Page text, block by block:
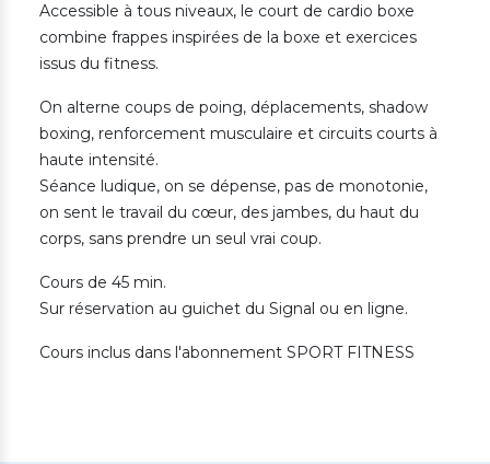
Accessible à tous niveaux, le court de cardio boxe
combine frappes inspirées de la boxe et exercices
issus du fitness.
On alterne coups de poing, déplacements, shadow
boxing, renforcement musculaire et circuits courts à
haute intensité.
Séance ludique, on se dépense, pas de monotonie,
on sent le travail du cœur, des jambes, du haut du
corps, sans prendre un seul vrai coup.
Cours de 45 min.
Sur réservation au guichet du Signal ou en ligne.
Cours inclus dans l'abonnement SPORT FITNESS